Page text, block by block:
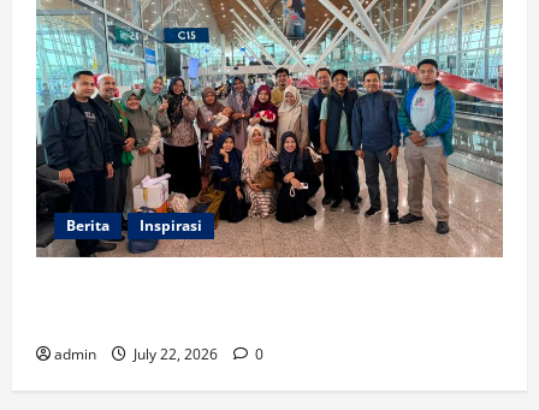
Berita Inspirasi
admin July 22, 2026 0